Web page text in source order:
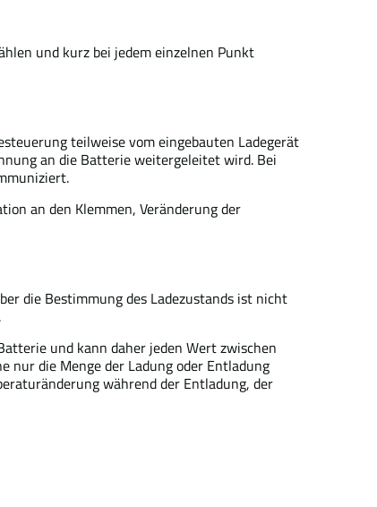
und kurz bei jedem einzelnen Punkt
teilweise vom eingebauten Ladegerät
an die Batterie weitergeleitet wird. Bei
an den Klemmen, Veränderung der
die Bestimmung des Ladezustands ist nicht
und kann daher jeden Wert zwischen
nur die Menge der Ladung oder Entladung
während der Entladung, der